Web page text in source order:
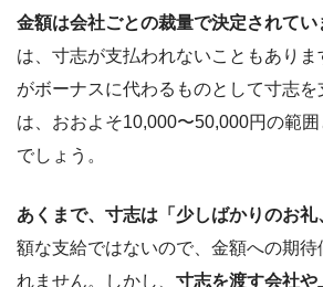
金額は会社ごとの裁量で決定されてい
は、寸志が支払われないこともあり
がボーナスに代わるものとして寸志
は、おおよそ10,000〜50,000円の範
でしょう。
あくまで、寸志は「少しばかりのお礼
額な支給ではないので、金額への期待
れません。しかし、 寸志を渡す会社